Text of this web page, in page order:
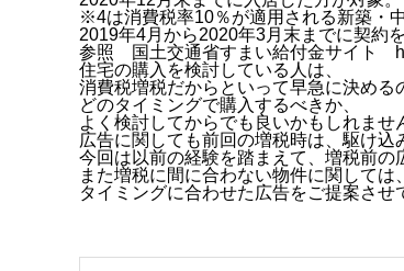
※4は消費税率10％が適用される新築・
2019年4月から2020年3月末までに契約
参照 国土交通省すまい給付金サイト
住宅の購入を検討している人は、
消費税増税だからといって早急に決める
どのタイミングで購入するべきか、
よく検討してからでも良いかもしれませ
広告に関しても前回の増税時は、駆け込
今回は以前の経験を踏まえて、増税前の
また増税に間に合わない物件に関しては
タイミングに合わせた広告をご提案させ